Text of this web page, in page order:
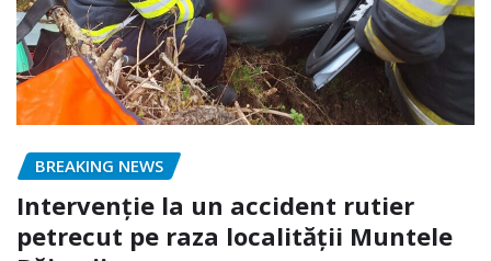
BREAKING NEWS
Intervenție la un accident rutier
petrecut pe raza localității Muntele